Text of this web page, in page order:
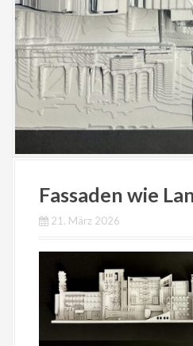
Fassaden wie
21. März 2026